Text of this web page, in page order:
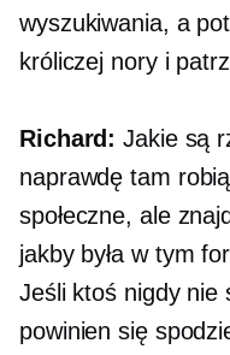
wyszukiwania, a
króliczej nory i
Richard: Jakie są
naprawdę tam
społeczne, ale
jakby była w tym
Jeśli ktoś nigdy nie
powinien się